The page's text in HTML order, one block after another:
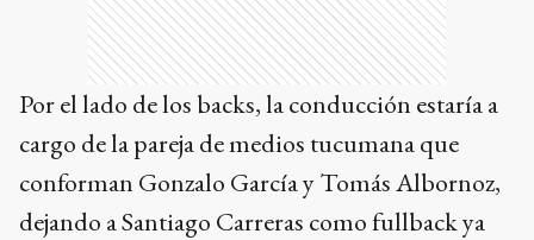
Por el lado de los backs, la conducción estaría a
cargo de la pareja de medios tucumana que
conforman Gonzalo García y Tomás Albornoz,
dejando a Santiago Carreras como fullback ya